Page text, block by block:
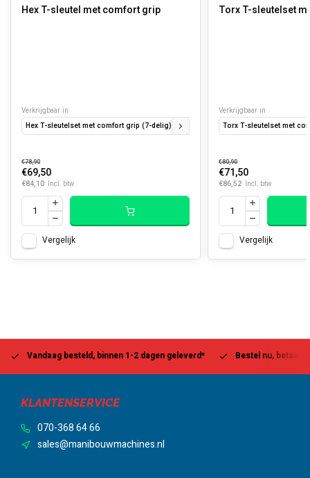
Hex T-sleutel met comfort grip
Verkrijgbaar in
Hex T-sleutelset met comfort grip (7-delig) (2, 2.5, 3, 4, 5, 6, 8mm + rekje)
Hex
€78,90
€69,50
€84,10 Incl. btw
Vergelijk
Torx T-sleutelset
Verkrijgbaar in
Torx T-sleutelset met
€80,90
€71,50
€86,52 Incl. btw
Vergelijk
Vandaag besteld, binnen 1-2 dagen geleverd* Bestel nu, betaal
KLANTENSERVICE
070-368 64 66
sales@manibouwmachines.nl